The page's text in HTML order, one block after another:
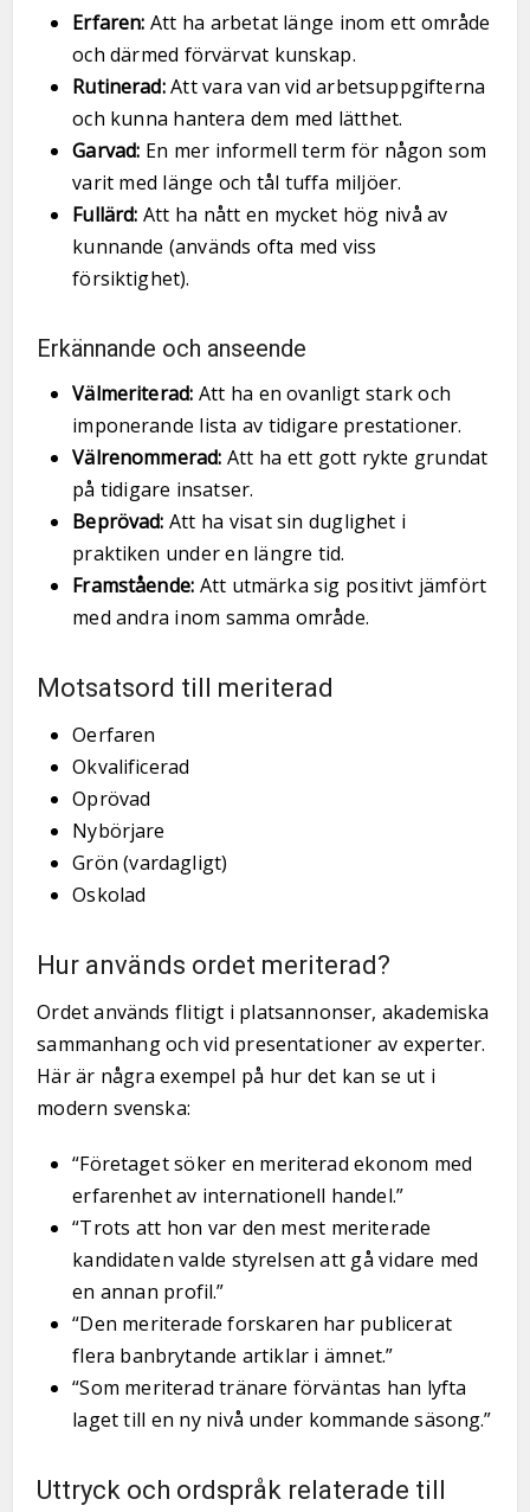
Erfaren: Att ha arbetat länge inom ett område
och därmed förvärvat kunskap.
Rutinerad:Att vara van vid arbetsuppgifterna
och kunna hantera dem med lätthet.
Garvad: En mer informell term för någon som
varit med länge och tål tuffa miljöer.
Fullärd: Att ha nått en mycket hög nivå av
kunnande (används ofta med viss
försiktighet).
Erkännande och anseende
Välmeriterad: Att ha en ovanligt stark och
imponerande lista av tidigare prestationer.
Välrenommerad: Att ha ett gott rykte grundat
på tidigare insatser.
Beprövad: Att ha visat sin duglighet i
praktiken under en längre tid.
Framstående: Att utmärka sig positivt jämfört
med andra inom samma område.
Motsatsord till meriterad
Oerfaren
Okvalificerad
Oprövad
Nybörjare
Grön (vardagligt)
Oskolad
Hur används ordet meriterad?
Ordet används flitigt i platsannonser, akademiska
sammanhang och vid presentationer av experter.
Här är några exempel på hur det kan se ut i
modern svenska:
“Företaget söker en meriterad ekonom med
erfarenhet av internationell handel.”
“Trots att hon var den mest meriterade
kandidaten valde styrelsen att gå vidare med
en annan profil.”
“Den meriterade forskaren har publicerat
flera banbrytande artiklar i ämnet.”
“Som meriterad tränare förväntas han lyfta
laget till en ny nivå under kommande säsong.”
Uttryck och ordspråk relaterade till